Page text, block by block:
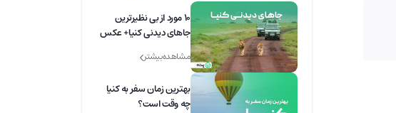
10 مورد از بی نظیرترین
جاهای دیدنی کنیا+ عکس
مشاهده بیشتر
بهترین زمان سفر به کنیا
چه وقت است؟